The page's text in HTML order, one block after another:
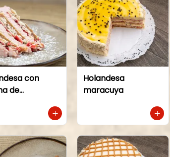
con
de
Holandesa
maracuya